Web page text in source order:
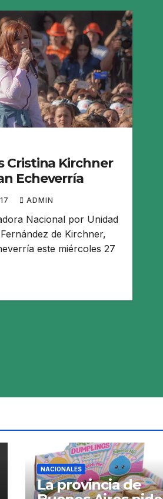
Cristina Kirchner
Echeverría
ADMIN
Nacional por Unidad
de Kirchner,
este miércoles 27
NACIONALES
La provincia de